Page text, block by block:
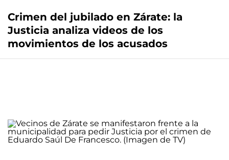
Crimen del jubilado en Zárate: la
Justicia analiza videos de los
movimientos de los acusados